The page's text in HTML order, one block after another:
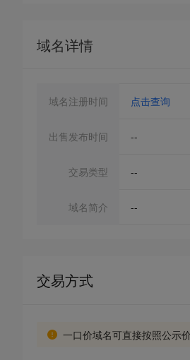
域名详情
域名注册时间 点击查询
出售发布时间 --
交易类型 --
域名简介 --
交易方式
一口价域名可直接按照公示